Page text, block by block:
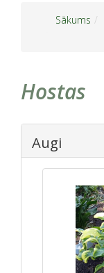
Sākums
Hostas
Augi